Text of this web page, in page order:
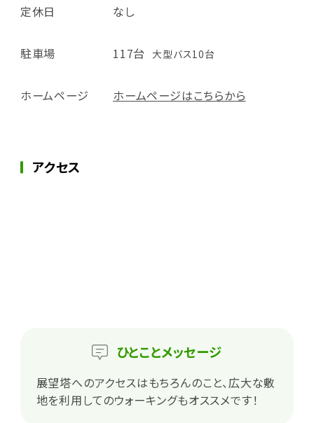
定休日 なし
駐車場 117台 大型バス10台
ホームページ ホームページはこちらから
アクセス
ひとことメッセージ
展望塔へのアクセスはもちろんのこと、広大な敷
地を利用してのウォーキングもオススメです！